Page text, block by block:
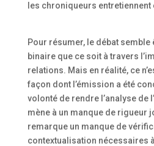
les chroniqueurs entretiennent
Pour résumer, le débat
binaire que ce soit à travers
relations. Mais en réalité, ce
façon dont l’émission a été
volonté de rendre l’analyse de
mène à un manque de rigueur
remarque un manque de
contextualisation nécessaires